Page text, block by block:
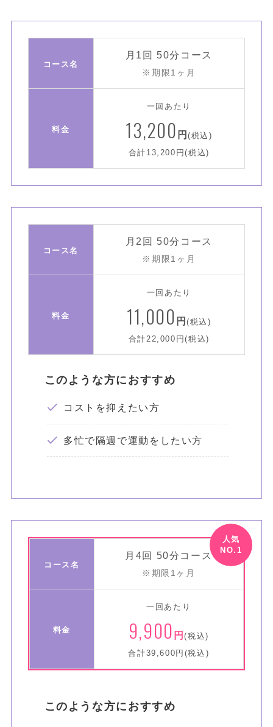
コース名
月1回 50分コース
※期限1ヶ月
料金
一回あたり
13,200 円(税込)
合計13,200円(税込)
コース名
月2回 50分コース
※期限1ヶ月
料金
一回あたり
11,000 円(税込)
合計22,000円(税込)
このような方におすすめ
コストを抑えたい方
多忙で隔週で運動をしたい方
コース名
月4回 50分コース
※期限1ヶ月
料金
一回あたり
9,900 円(税込)
合計39,600円(税込)
このような方におすすめ